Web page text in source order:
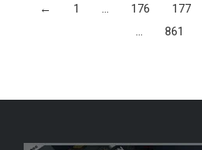
← 1 … 176 177
…
861